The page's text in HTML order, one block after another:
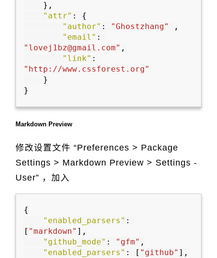
},
"attr" :
{
"author" : "Ghostzhang"
,
"email" :
"lovej1bz@gmail.com" ,
"link" :
"http://www.cssforest.org"
}
}
Markdown Preview
修改设置文件 “Preferences > Package
Settings > Markdown Preview > Settings -
User” ，加入
{
"enabled_parsers" :
[ "markdown" ],
"github_mode" : "gfm" ,
"enabled_parsers" : [ "github" ],